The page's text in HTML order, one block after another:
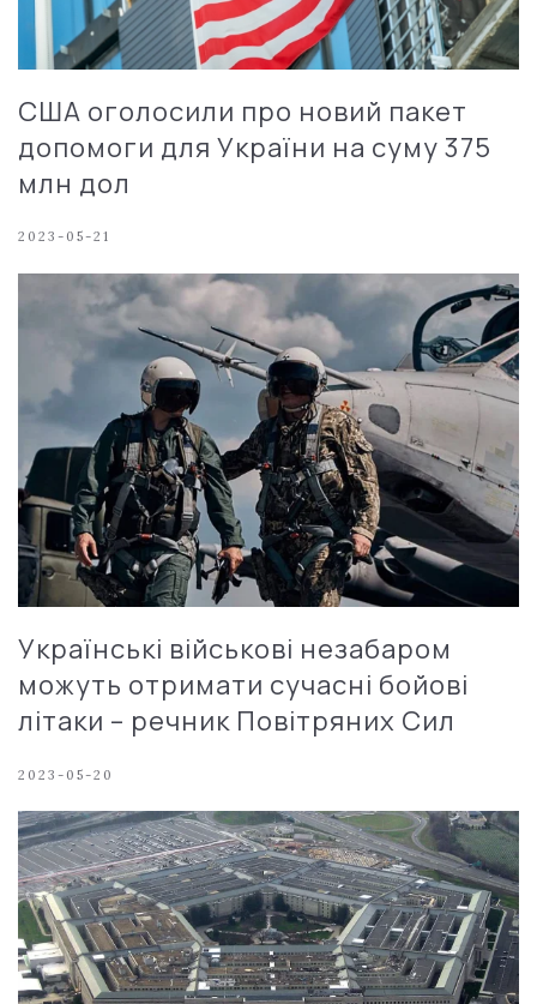
США оголосили про новий пакет
допомоги для України на суму 375
млн дол
2023-05-21
Українські військові незабаром
можуть отримати сучасні бойові
літаки – речник Повітряних Сил
2023-05-20